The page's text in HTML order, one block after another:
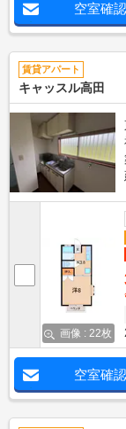
空室確認
賃貸アパート
キャッスル高田
画像 : 22枚
空室確認